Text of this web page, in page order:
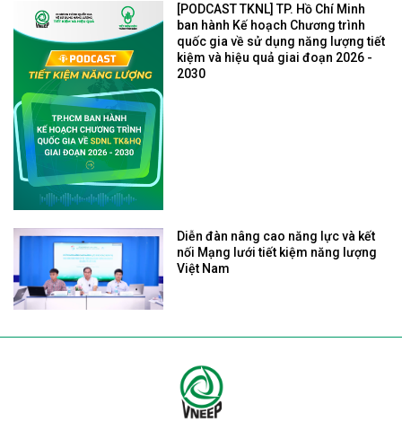
[PODCAST TKNL] TP. Hồ Chí Minh
ban hành Kế hoạch Chương trình
quốc gia về sử dụng năng lượng tiết
kiệm và hiệu quả giai đoạn 2026 -
2030
Diễn đàn nâng cao năng lực và kết
nối Mạng lưới tiết kiệm năng lượng
Việt Nam